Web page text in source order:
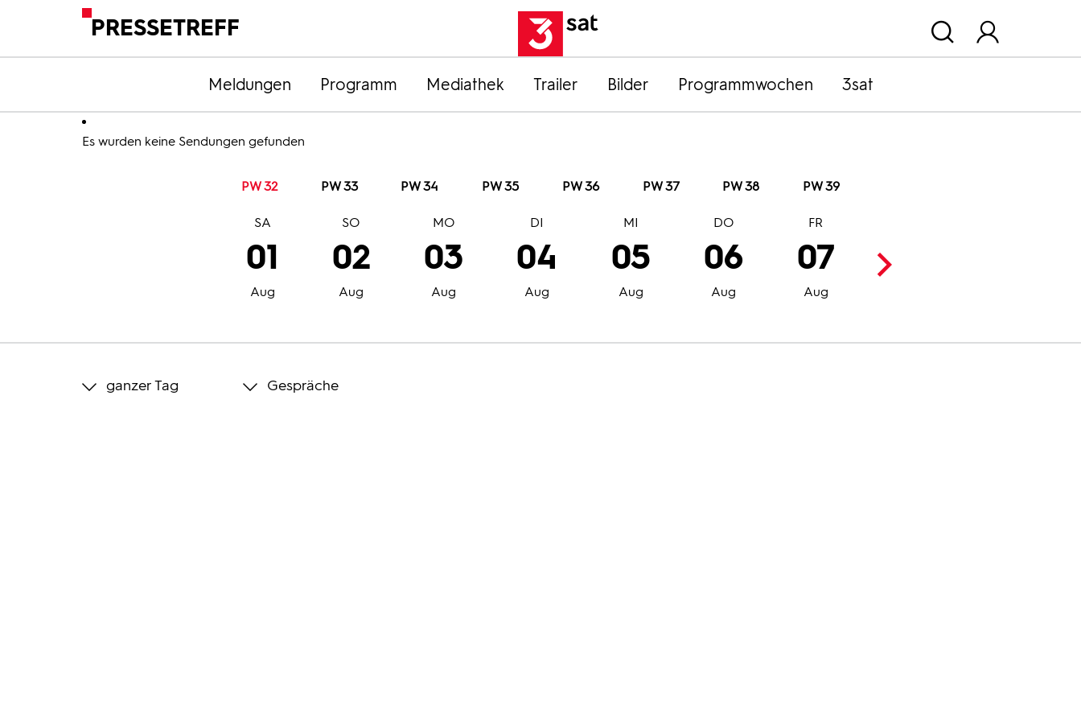
PRESSETREFF
Meldungen Programm Mediathek Trailer Bilder Programmwochen 3sat
Es wurden keine Sendungen gefunden
PW 32 PW 33 PW 34 PW 35 PW 36 PW 37 PW 38 PW 39
01
Aug
SA
02
Aug
SO
03
Aug
MO
04
Aug
DI
05
Aug
MI
06
Aug
DO
07
Aug
FR
08
ganzer Tag Gespräche